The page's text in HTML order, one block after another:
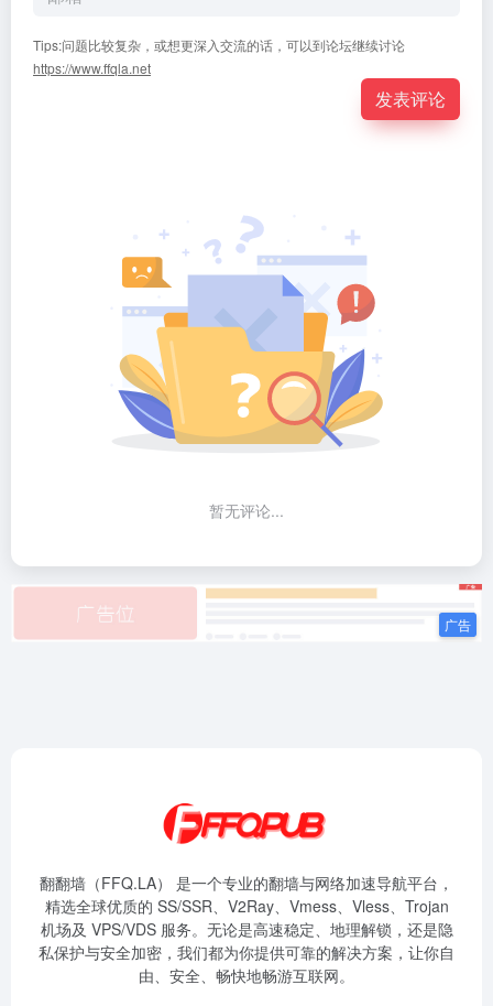
Tips:问题比较复杂，或想更深入交流的话，可以到论坛继续讨论
https://www.ffqla.net
发表评论
暂无评论...
翻翻墙（FFQ.LA） 是一个专业的翻墙与网络加速导航平台，
精选全球优质的 SS/SSR、V2Ray、Vmess、Vless、Trojan
机场及 VPS/VDS 服务。无论是高速稳定、地理解锁，还是隐
私保护与安全加密，我们都为你提供可靠的解决方案，让你自
由、安全、畅快地畅游互联网。